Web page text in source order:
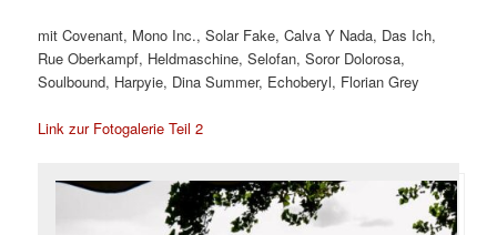
mit Covenant, Mono Inc., Solar Fake, Calva Y Nada, Das Ich,
Rue Oberkampf, Heldmaschine, Selofan, Soror Dolorosa,
Soulbound, Harpyie, Dina Summer, Echoberyl, Florian Grey
Link zur Fotogalerie Teil 2